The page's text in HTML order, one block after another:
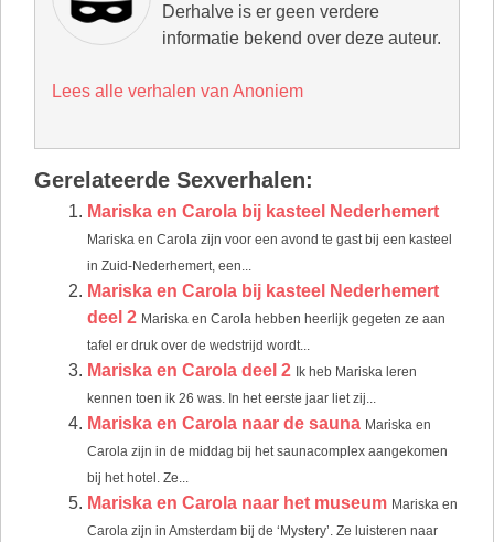
Derhalve is er geen verdere
informatie bekend over deze auteur.
Lees alle verhalen van Anoniem
Gerelateerde Sexverhalen:
Mariska en Carola bij kasteel Nederhemert
Mariska en Carola zijn voor een avond te gast bij een kasteel
in Zuid-Nederhemert, een...
Mariska en Carola bij kasteel Nederhemert
deel 2 Mariska en Carola hebben heerlijk gegeten ze aan
tafel er druk over de wedstrijd wordt...
Mariska en Carola deel 2 Ik heb Mariska leren
kennen toen ik 26 was. In het eerste jaar liet zij...
Mariska en Carola naar de sauna Mariska en
Carola zijn in de middag bij het saunacomplex aangekomen
bij het hotel. Ze...
Mariska en Carola naar het museum Mariska en
Carola zijn in Amsterdam bij de ‘Mystery’. Ze luisteren naar